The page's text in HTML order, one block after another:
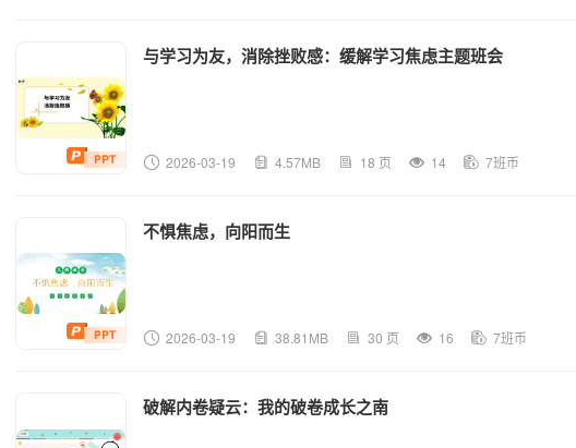
与学习为友，消除挫败感：缓解学习焦虑主题班会
2026-03-19 4.57MB 18 页 14 7班币
不惧焦虑，向阳而生
2026-03-19 38.81MB 30 页 16 7班币
破解内卷疑云：我的破卷成长之南